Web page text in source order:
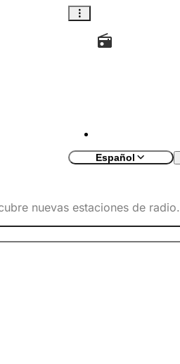
Español
nuevas estaciones de radio.